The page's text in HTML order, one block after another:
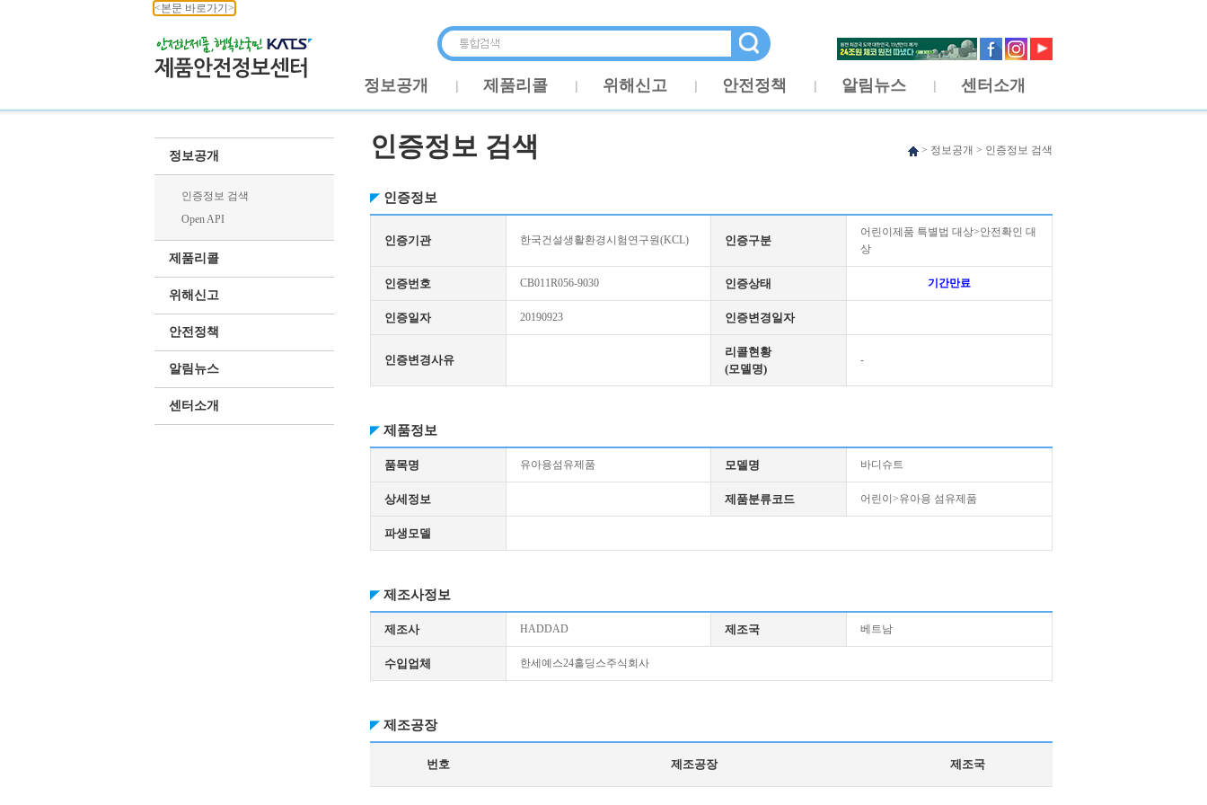
<본문 바로가기>
정보공개 제품리콜 위해신고 안전정책 알림뉴스 센터소개
정보공개
인증정보 검색
Open API
제품리콜
위해신고
안전정책
알림뉴스
센터소개
인증정보 검색 > 정보공개 > 인증정보 검색
인증정보
인증기관 한국건설생활환경시험연구원(KCL) 인증구분
어린이제품 특별법 대상>안전확인 대
상
인증번호 CB011R056-9030 인증상태 기간만료
인증일자 20190923 인증변경일자
인증변경사유
리콜현황
(모델명)
-
제품정보
품목명 유아용섬유제품 모델명 바디슈트
상세정보 제품분류코드 어린이>유아용 섬유제품
파생모델
제조사정보
제조사 HADDAD 제조국 베트남
수입업체 한세예스24홀딩스주식회사
제조공장
번호 제조공장 제조국